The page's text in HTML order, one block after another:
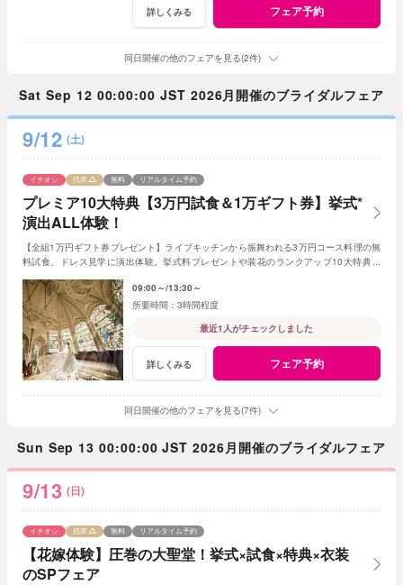
詳しくみる フェア予約
同日開催の他のフェアを見る(2件)
Sat Sep 12 00:00:00 JST 2026月開催のブライダルフェア
9/12 (土)
プレミア10大特典【3万円試食＆1万ギフト券】挙式*
演出ALL体験！
イチオシ 残席 無料 リアルタイム予約
【全組1万円ギフト券プレゼント】ライブキッチンから振舞われる3万円コース料理の無
料試食、ドレス見学に演出体験。挙式料プレゼントや装花のランクアップ10大特典付
09:00～ 13:30～
3時間程度
最近1人がチェックしました
詳しくみる フェア予約
同日開催の他のフェアを見る(7件)
Sun Sep 13 00:00:00 JST 2026月開催のブライダルフェア
9/13 (日)
【花嫁体験】圧巻の大聖堂！挙式×試食×特典×衣装
のSPフェア
イチオシ 残席 無料 リアルタイム予約